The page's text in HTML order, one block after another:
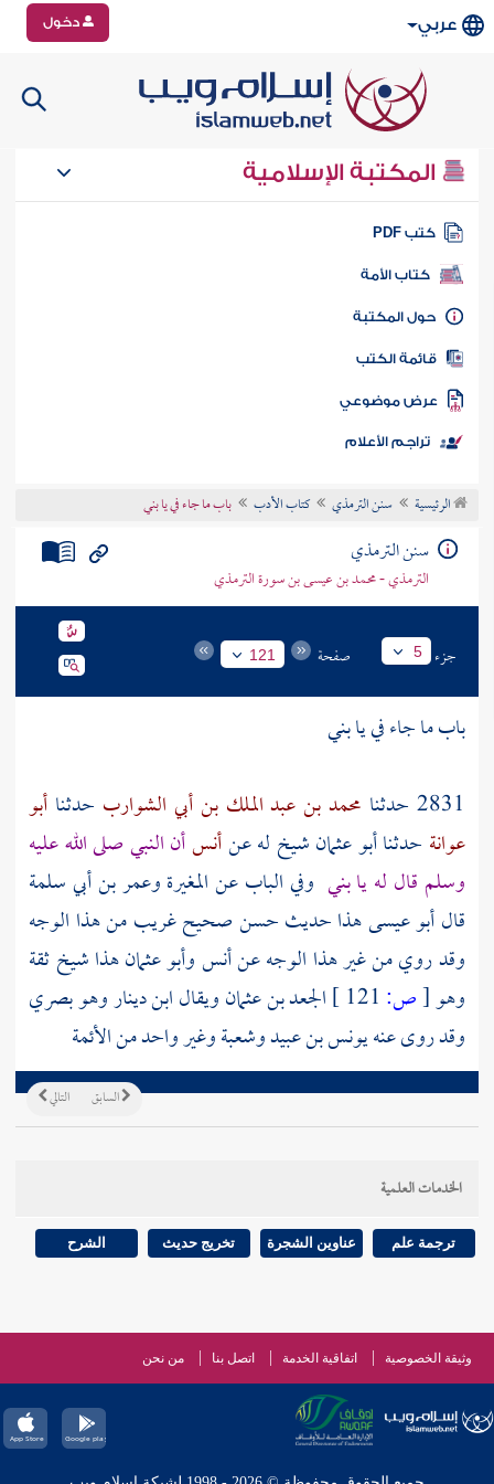
عربي دخول
المكتبة الإسلامية
كتب PDF
كتاب الأمة
المكتبة
الكتب
موضوعي
تراجم الأعلام
الرئيسية سنن الترمذي كتاب الأدب باب ما جاء في يا بني
سنن الترمذي
الترمذي - محمد بن عيسى بن سورة الترمذي
جزء 5 صفحة 121
باب ما جاء في يا بني
2831 حدثنا
محمد بن عبد الملك بن أبي الشوارب حدثنا أبو
عوانة حدثناأبو عثمانشيخ له عنأنسأن النبي صلى الله عليه
وسلم قال له يا بني وفي الباب عن المغيرة وعمر بن أبي سلمة
قال أبو عيسى هذا حديث حسن صحيح غريب من هذا الوجه
وقد روي من غير هذا الوجه عنأنسوأبو عثمانهذا شيخ ثقة
وهو[ص: الجعد بن عثمانويقالابن ديناروهو بصري
وقد روى عنهيونس بن عبيدوشعبةوغير واحد من الأئمة
التالي السابق
الخدمات العلمية
ترجمة علم عناوين الشجرة تخريج حديث الشرح
وثيقة الخصوصية اتفاقية الخدمة اتصل بنا من نحن